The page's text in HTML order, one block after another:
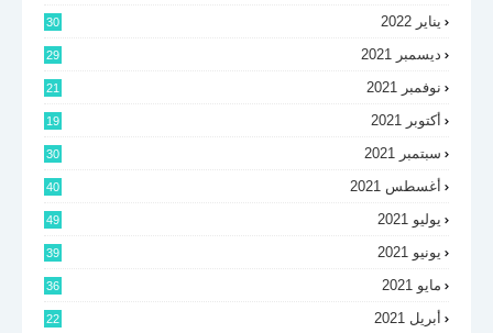
يناير 2022 30
ديسمبر 2021 29
نوفمبر 2021 21
أكتوبر 2021 19
سبتمبر 2021 30
أغسطس 2021 40
يوليو 2021 49
يونيو 2021 39
مايو 2021 36
أبريل 2021 22